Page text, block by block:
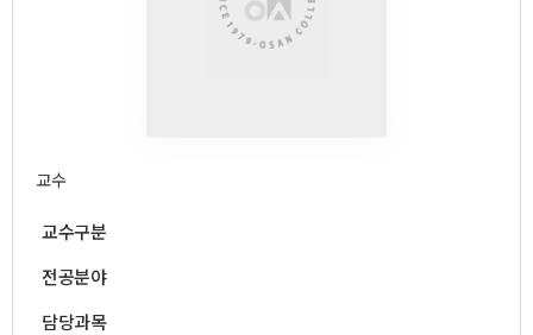
학과활동
교수
교수구분
전공분야
담당과목